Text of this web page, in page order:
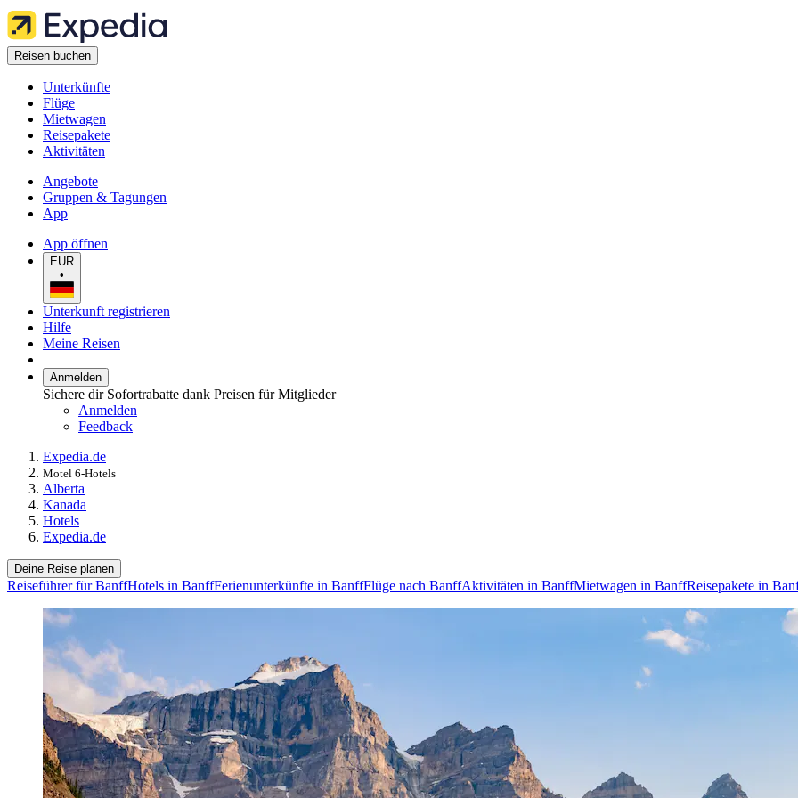
Reisen buchen
Unterkünfte
Flüge
Mietwagen
Reisepakete
Aktivitäten
Angebote
Gruppen & Tagungen
App
App öffnen
EUR
•
Unterkunft registrieren
Hilfe
Meine Reisen
Anmelden
Sichere dir Sofortrabatte dank Preisen für Mitglieder
Anmelden
Feedback
Expedia.de
Motel 6-Hotels
Alberta
Kanada
Hotels
Expedia.de
Deine Reise planen
Reiseführer für BanffHotels in BanffFerienunterkünfte in BanffFlüge nach BanffAktivitäten in BanffMietwagen in BanffReisepakete in